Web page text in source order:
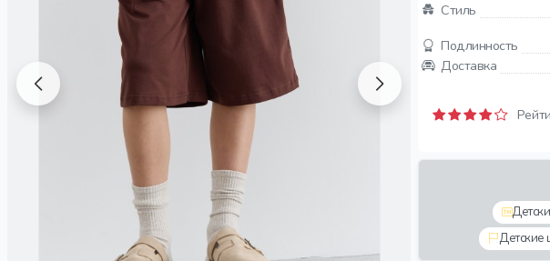
Стиль
Подлинность
Доставка
Детские